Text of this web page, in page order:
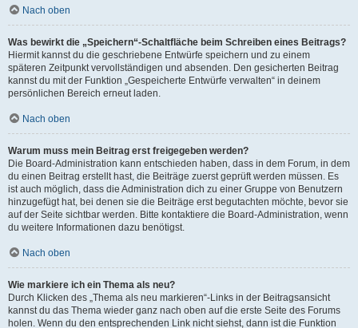
Nach oben
Was bewirkt die „Speichern“-Schaltfläche beim Schreiben eines Beitrags?
Hiermit kannst du die geschriebene Entwürfe speichern und zu einem
späteren Zeitpunkt vervollständigen und absenden. Den gesicherten Beitrag
kannst du mit der Funktion „Gespeicherte Entwürfe verwalten“ in deinem
persönlichen Bereich erneut laden.
Nach oben
Warum muss mein Beitrag erst freigegeben werden?
Die Board-Administration kann entschieden haben, dass in dem Forum, in dem
du einen Beitrag erstellt hast, die Beiträge zuerst geprüft werden müssen. Es
ist auch möglich, dass die Administration dich zu einer Gruppe von Benutzern
hinzugefügt hat, bei denen sie die Beiträge erst begutachten möchte, bevor sie
auf der Seite sichtbar werden. Bitte kontaktiere die Board-Administration, wenn
du weitere Informationen dazu benötigst.
Nach oben
Wie markiere ich ein Thema als neu?
Durch Klicken des „Thema als neu markieren“-Links in der Beitragsansicht
kannst du das Thema wieder ganz nach oben auf die erste Seite des Forums
holen. Wenn du den entsprechenden Link nicht siehst, dann ist die Funktion